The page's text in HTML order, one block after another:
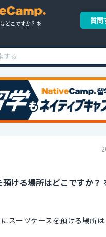
どこですか？ を
質問
預ける場所はどこですか？
スーツケースを預ける場所